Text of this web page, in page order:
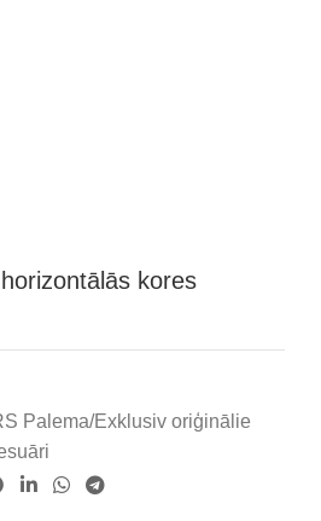
kores
Palema/Exklusiv oriģinālie